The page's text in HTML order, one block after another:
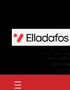
περιεχόμενο